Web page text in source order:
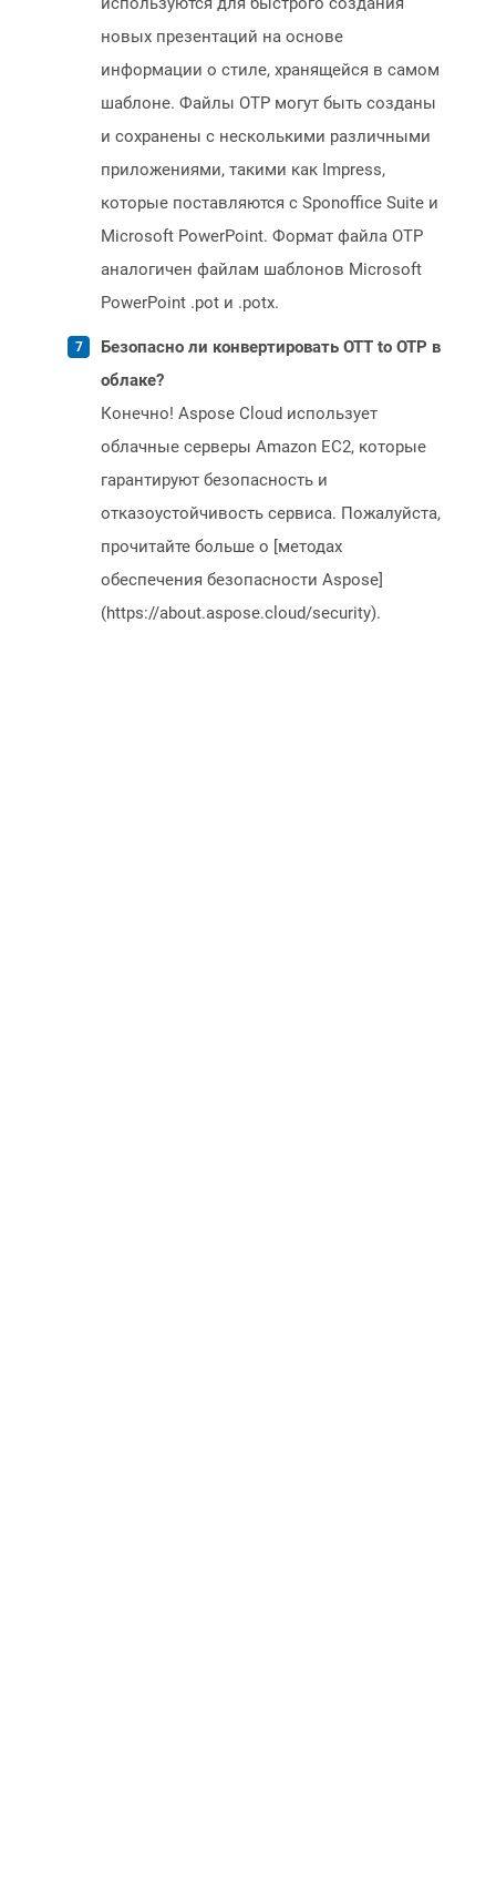
новых презентаций на основе
информации о стиле, хранящейся в самом
шаблоне. Файлы OTP могут быть созданы
и сохранены с несколькими различными
приложениями, такими как Impress,
которые поставляются с Sponoffice Suite и
Microsoft PowerPoint. Формат файла OTP
аналогичен файлам шаблонов Microsoft
PowerPoint .pot и .potx.
Безопасно ли конвертировать OTT to OTP в
облаке?
Конечно! Aspose Cloud использует
облачные серверы Amazon EC2, которые
гарантируют безопасность и
отказоустойчивость сервиса. Пожалуйста,
прочитайте больше о [методах
обеспечения безопасности Aspose]
(https://about.aspose.cloud/security).